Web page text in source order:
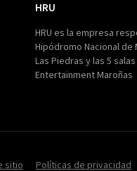
HRU
HRU es la empresa
Hipódromo Nacional de
Las Piedras y las 5
Entertainment Maroñas
sitio Políticas de privacidad